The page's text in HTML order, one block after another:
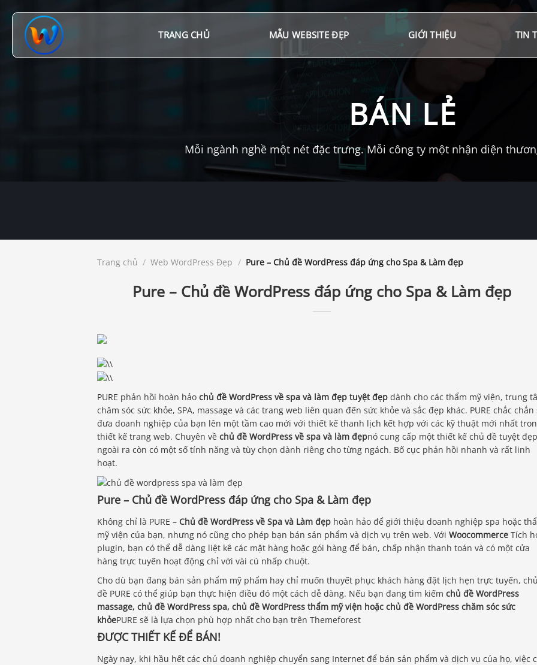
đến
TRANG CHỦ MẪU WEBSITE ĐẸP GIỚI THIỆU TIN
BÁN LẺ
Mỗi ngành nghề một nét đặc trưng. Mỗi công ty một nhận diện
Trang chủ / Web WordPress Đẹp / Pure – Chủ đề WordPress đáp ứng cho Spa & Làm đẹp
Pure – Chủ đề WordPress đáp ứng cho Spa & Làm đẹp
PURE phản hồi hoàn hảo chủ đề WordPress về spa và làm đẹp tuyệt đẹp dành cho các thẩm mỹ viện, trung
chăm sóc sức khỏe, SPA, massage và các trang web liên quan đến sức khỏe và sắc đẹp khác. PURE chắc chắn
đưa doanh nghiệp của bạn lên một tầm cao mới với thiết kế thanh lịch kết hợp với các kỹ thuật mới nhất
thiết kế trang web. Chuyên về chủ đề WordPress về spa và làm đẹpnó cung cấp một thiết kế chủ đề tuyệt
ngoài ra còn có một số tính năng và tùy chọn dành riêng cho từng ngách. Bố cục phản hồi nhanh và rất linh
hoạt.
Pure – Chủ đề WordPress đáp ứng cho Spa & Làm đẹp
Không chỉ là PURE – Chủ đề WordPress về Spa và Làm đẹp hoàn hảo để giới thiệu doanh nghiệp spa hoặc
mỹ viện của bạn, nhưng nó cũng cho phép bạn bán sản phẩm và dịch vụ trên web. Với Woocommerce Tích
plugin, bạn có thể dễ dàng liệt kê các mặt hàng hoặc gói hàng để bán, chấp nhận thanh toán và có một cửa
hàng trực tuyến hoạt động chỉ với vài cú nhấp chuột.
Cho dù bạn đang bán sản phẩm mỹ phẩm hay chỉ muốn thuyết phục khách hàng đặt lịch hẹn trực tuyến, chủ
đề PURE có thể giúp bạn thực hiện điều đó một cách dễ dàng. Nếu bạn đang tìm kiếm chủ đề WordPress
massage, chủ đề WordPress spa, chủ đề WordPress thẩm mỹ viện hoặc chủ đề WordPress chăm sóc sức
khỏePURE sẽ là lựa chọn phù hợp nhất cho bạn trên Themeforest
ĐƯỢC THIẾT KẾ ĐỂ BÁN!
Ngày nay, khi hầu hết các chủ doanh nghiệp chuyển sang Internet để bán sản phẩm và dịch vụ của họ, việc